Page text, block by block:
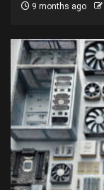
9 months ago